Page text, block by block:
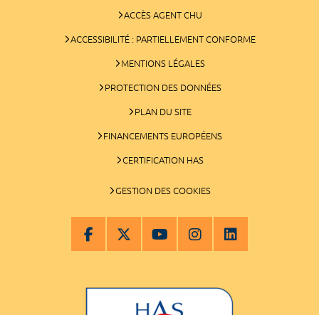
ACCÈS AGENT CHU
ACCESSIBILITÉ : PARTIELLEMENT CONFORME
MENTIONS LÉGALES
PROTECTION DES DONNÉES
PLAN DU SITE
FINANCEMENTS EUROPÉENS
CERTIFICATION HAS
GESTION DES COOKIES